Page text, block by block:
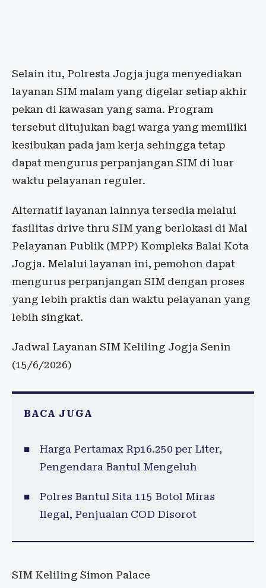
Selain itu, Polresta Jogja juga menyediakan
layanan SIM malam yang digelar setiap akhir
pekan di kawasan yang sama. Program
tersebut ditujukan bagi warga yang memiliki
kesibukan pada jam kerja sehingga tetap
dapat mengurus perpanjangan SIM di luar
waktu pelayanan reguler.
Alternatif layanan lainnya tersedia melalui
fasilitas drive thru SIM yang berlokasi di Mal
Pelayanan Publik (MPP) Kompleks Balai Kota
Jogja. Melalui layanan ini, pemohon dapat
mengurus perpanjangan SIM dengan proses
yang lebih praktis dan waktu pelayanan yang
lebih singkat.
Jadwal Layanan SIM Keliling Jogja Senin
(15/6/2026)
BACA JUGA
Harga Pertamax Rp16.250 per Liter,
Pengendara Bantul Mengeluh
Polres Bantul Sita 115 Botol Miras
Ilegal, Penjualan COD Disorot
SIM Keliling Simon Palace